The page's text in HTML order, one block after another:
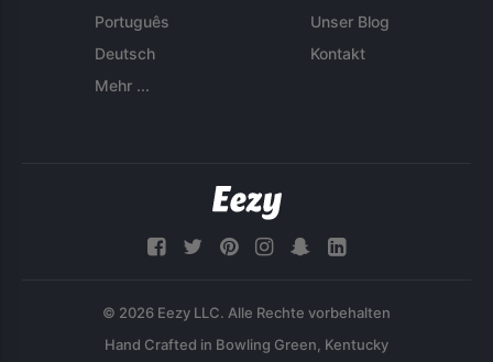
Português
Deutsch
Mehr ...
Unser Blog
Kontakt
© 2026 Eezy LLC. Alle Rechte vorbehalten